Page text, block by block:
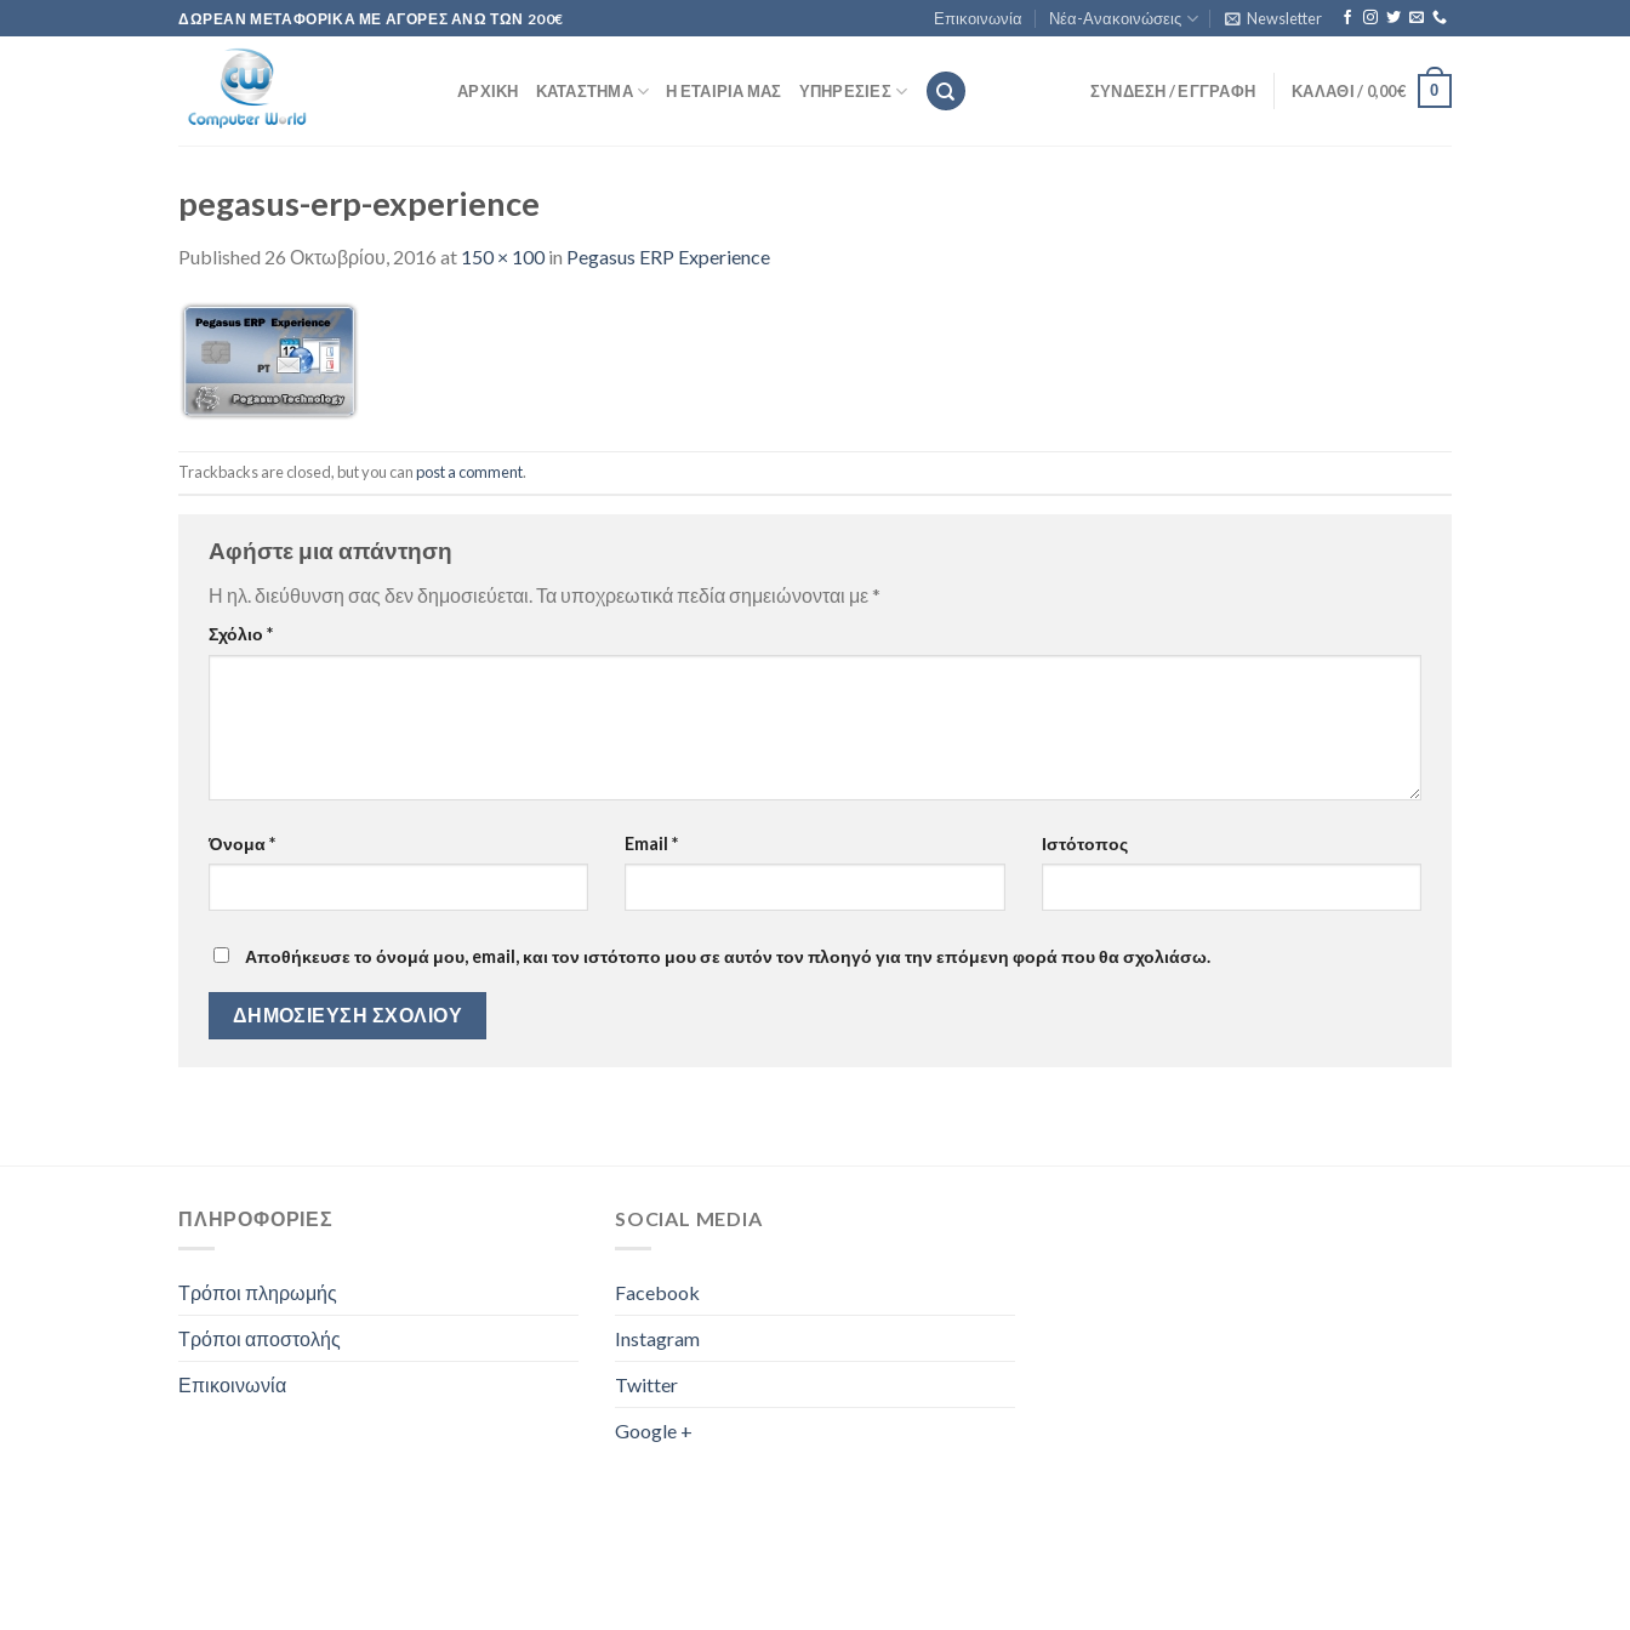
to
ΔΩΡΕΆΝ ΜΕΤΑΦΟΡΙΚΆ ΜΕ ΑΓΟΡΈΣ ΆΝΩ ΤΩΝ 200€ Επικοινωνία Νέα-Ανακοινώσεις Newsletter
ΑΡΧΙΚΉ ΚΑΤΆΣΤΗΜΑ Η ΕΤΑΙΡΊΑ ΜΑΣ ΥΠΗΡΕΣΊΕΣ ΣΎΝΔΕΣΗ / ΕΓΓΡΑΦΉ ΚΑΛΆΘΙ / 0,00€ 0
pegasus-erp-experience
Published 26 Οκτωβρίου, 2016 at 150 × 100in Pegasus ERP Experience
Trackbacks are closed, but you canpost a comment.
Αφήστε μια απάντηση
Η ηλ. διεύθυνση σας δεν δημοσιεύεται.Τα υποχρεωτικά πεδία σημειώνονται με *
Σχόλιο *
Όνομα* Email* Ιστότοπος
Αποθήκευσε το όνομά μου, email, και τον ιστότοπο μου σε αυτόν τον πλοηγό για την επόμενη φορά που θα σχολιάσω.
ΠΛΗΡΟΦΟΡΊΕΣ
Τρόποι πληρωμής
Τρόποι αποστολής
Επικοινωνία
SOCIAL MEDIA
Facebook
Instagram
Twitter
Google +